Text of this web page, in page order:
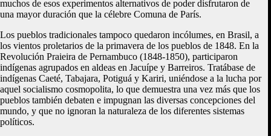
muchos de esos experimentos alternativos de poder disfrutaron de
una mayor duración que la célebre Comuna de París.
Los pueblos tradicionales tampoco quedaron incólumes, en Brasil, a
los vientos proletarios de la primavera de los pueblos de 1848. En la
Revolución Praieira de Pernambuco (1848-1850), participaron
indígenas agrupados en aldeas en Jacuípe y Barreiros. Tratábase de
indígenas Caeté, Tabajara, Potiguá y Kariri, uniéndose a la lucha por
aquel socialismo cosmopolita, lo que demuestra una vez más que los
pueblos también debaten e impugnan las diversas concepciones del
mundo, y que no ignoran la naturaleza de los diferentes sistemas
políticos.